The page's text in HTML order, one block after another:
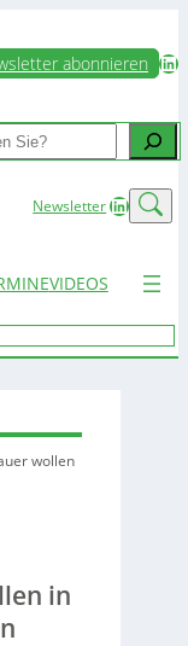
abonnieren LinkedIn
NewsletterLinkedIn
VIDEOS
wollen
in